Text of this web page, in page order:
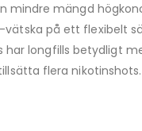
mindre mängd
på ett flexibelt
har longfills betydligt
flera nikotinshots.